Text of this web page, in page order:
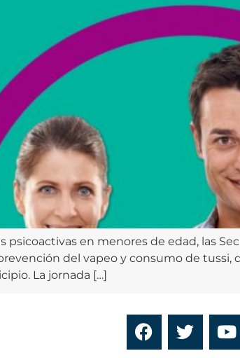
en menores de edad, las
del vapeo y consumo de tussi,
La jornada […]